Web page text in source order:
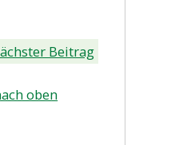
Beitrag
oben